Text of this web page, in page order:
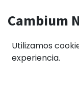
Cambium
2.5GBE,
Utilizamos
experiencia.